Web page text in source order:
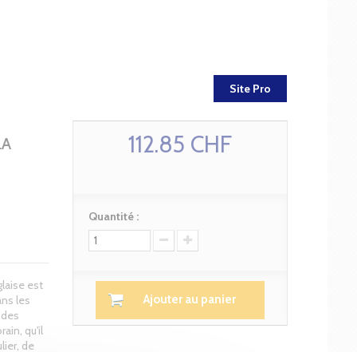
Site Pro
est
les
qu'il
de
112.85 CHF
Quantité :
Ajouter au panier